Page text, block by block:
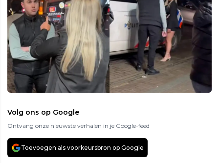
Volg ons op Google
Ontvang onze nieuwste verhalen in je Google-feed
Toevoegen als voorkeursbron op Google